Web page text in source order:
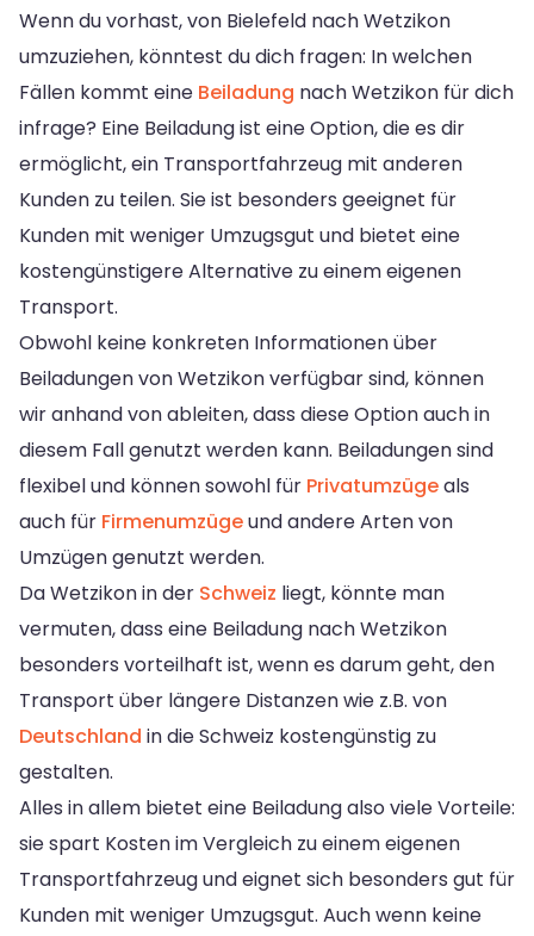
Wenn du vorhast, von Bielefeld nach Wetzikon
umzuziehen, könntest du dich fragen: In welchen
Fällen kommt eine Beiladung nach Wetzikon für dich
infrage? Eine Beiladung ist eine Option, die es dir
ermöglicht, ein Transportfahrzeug mit anderen
Kunden zu teilen. Sie ist besonders geeignet für
Kunden mit weniger Umzugsgut und bietet eine
kostengünstigere Alternative zu einem eigenen
Transport.
Obwohl keine konkreten Informationen über
Beiladungen von Wetzikon verfügbar sind, können
wir anhand von ableiten, dass diese Option auch in
diesem Fall genutzt werden kann. Beiladungen sind
flexibel und können sowohl für Privatumzügeals
auch für Firmenumzügeund andere Arten von
Umzügen genutzt werden.
Da Wetzikon in der Schweiz liegt, könnte man
vermuten, dass eine Beiladung nach Wetzikon
besonders vorteilhaft ist, wenn es darum geht, den
Transport über längere Distanzen wie z.B. von
Deutschland in die Schweiz kostengünstig zu
gestalten.
Alles in allem bietet eine Beiladung also viele Vorteile:
sie spart Kosten im Vergleich zu einem eigenen
Transportfahrzeug und eignet sich besonders gut für
Kunden mit weniger Umzugsgut. Auch wenn keine